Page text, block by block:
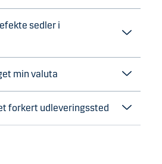
sedler i
min valuta
forkert udleveringssted